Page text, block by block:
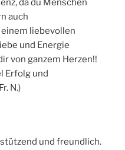
da du Menschen
auch
liebevollen
und Energie
von ganzem Herzen!!
Erfolg und
N.)
und freundlich.